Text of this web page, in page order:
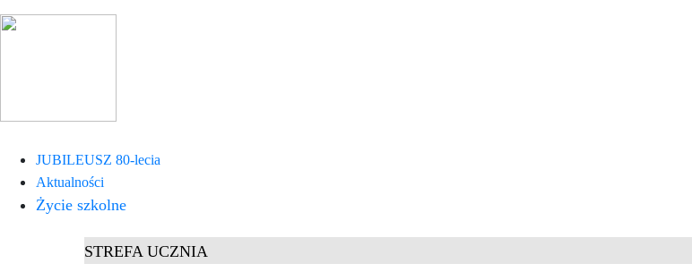
JUBILEUSZ 80-lecia
Aktualności
Życie szkolne
STREFA UCZNIA